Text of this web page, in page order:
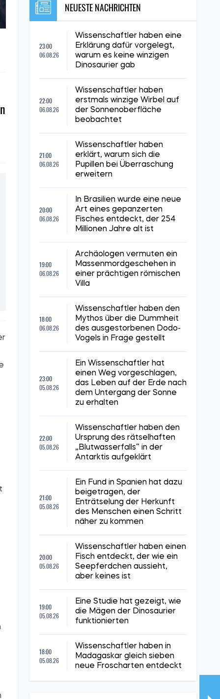
NEUESTE NACHRICHTEN
23:00
06.08.26
Wissenschaftler haben eine
Erklärung dafür vorgelegt,
warum es keine winzigen
Dinosaurier gab
22:00
06.08.26
Wissenschaftler haben
erstmals winzige Wirbel auf
der Sonnenoberfläche
beobachtet
21:00
06.08.26
Wissenschaftler haben
erklärt, warum sich die
Pupillen bei Überraschung
erweitern
20:00
06.08.26
In Brasilien wurde eine neue
Art eines gepanzerten
Fisches entdeckt, der 254
Millionen Jahre alt ist
19:00
06.08.26
Archäologen vermuten ein
Massenmordgeschehen in
einer prächtigen römischen
Villa
18:00
06.08.26
Wissenschaftler haben den
Mythos über die Dummheit
des ausgestorbenen Dodo-
Vogels in Frage gestellt
23:00
05.08.26
Ein Wissenschaftler hat
einen Weg vorgeschlagen,
das Leben auf der Erde nach
dem Untergang der Sonne
zu erhalten
22:00
05.08.26
Wissenschaftler haben den
Ursprung des rätselhaften
„Blutwasserfalls“ in der
Antarktis aufgeklärt
21:00
05.08.26
Ein Fund in Spanien hat dazu
beigetragen, der
Enträtselung der Herkunft
des Menschen einen Schritt
näher zu kommen
20:00
05.08.26
Wissenschaftler haben einen
Fisch entdeckt, der wie ein
Seepferdchen aussieht,
aber keines ist
19:00
05.08.26
Eine Studie hat gezeigt, wie
die Mägen der Dinosaurier
funktionierten
18:00
05.08.26
Wissenschaftler haben in
Madagaskar gleich sieben
neue Froscharten entdeckt